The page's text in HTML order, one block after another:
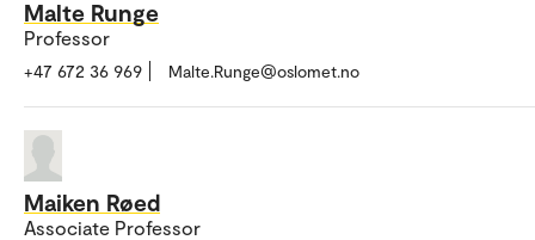
Malte Runge
Professor
+47 672 36 969 Malte.Runge@oslomet.no
Maiken Røed
Associate Professor